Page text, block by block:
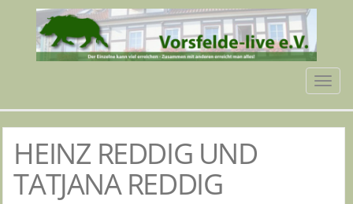
HEINZ REDDIG UND
TATJANA REDDIG